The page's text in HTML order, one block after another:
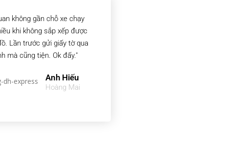
không gần chỗ xe chạy
khi không sắp xếp được
Lần trước gửi giấy tờ qua
mà cũng tiện. Ok đấy."
Anh Hiếu
Hoàng Mai